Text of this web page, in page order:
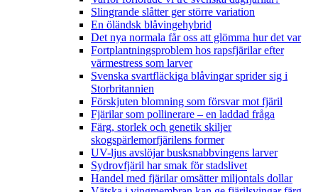
Slingrande slåtter ger större variation
En öländsk blåvingehybrid
Det nya normala får oss att glömma hur det var
Fortplantningsproblem hos rapsfjärilar efter
värmestress som larver
Svenska svartfläckiga blåvingar sprider sig i
Storbritannien
Förskjuten blomning som försvar mot fjäril
Fjärilar som pollinerare – en laddad fråga
Färg, storlek och genetik skiljer
skogspärlemorfjärilens former
UV-ljus avslöjar busksnabbvingens larver
Sydrovfjäril har smak för stadslivet
Handel med fjärilar omsätter miljontals dollar